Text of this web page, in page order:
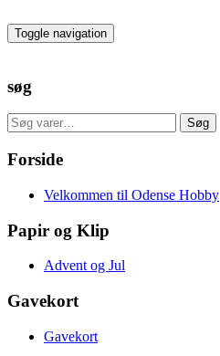
to
the
Toggle navigation
søg
Søg
efter:
Søg
Forside
Velkommen til Odense Hobby
Papir og Klip
Advent og Jul
Gavekort
Gavekort